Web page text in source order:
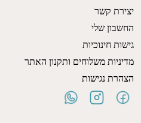
יצירת קשר
החשבון שלי
גישות חינוכיות
מדיניות משלוחים ותקנון האתר
הצהרת נגישות